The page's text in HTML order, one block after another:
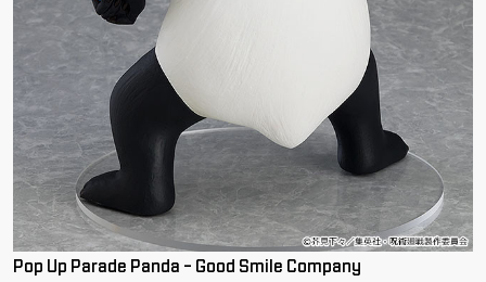
Pop Up Parade Panda - Good Smile Company